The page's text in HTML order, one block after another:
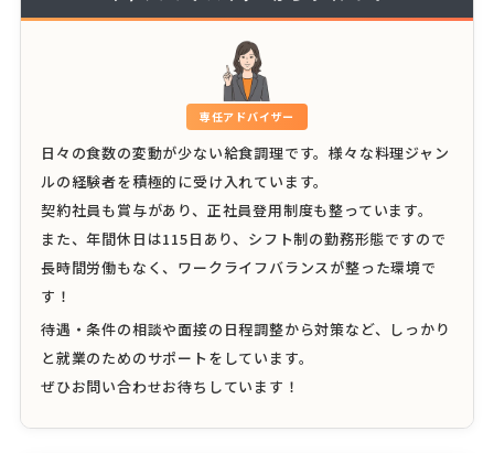
専任アドバイザー
日々の食数の変動が少ない給食調理です。様々な料理ジャン
ルの経験者を積極的に受け入れています。
契約社員も賞与があり、正社員登用制度も整っています。
また、年間休日は115日あり、シフト制の勤務形態ですので
長時間労働もなく、ワークライフバランスが整った環境で
す！
待遇・条件の相談や面接の日程調整から対策など、しっかり
と就業のためのサポートをしています。
ぜひお問い合わせお待ちしています！